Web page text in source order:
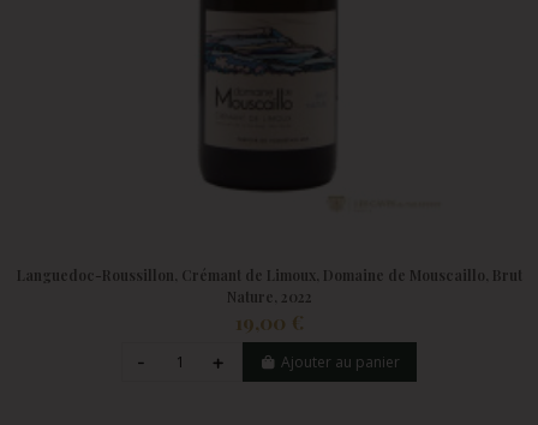
Languedoc-Roussillon, Crémant de Limoux, Domaine de Mouscaillo, Brut
Nature, 2022
19,00 €
Ajouter au panier